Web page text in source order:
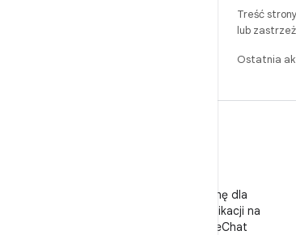
Treść
lub
Ostatnia
Obserwuj stronę dla
deweloperów aplikacji na
Androida w WeChat